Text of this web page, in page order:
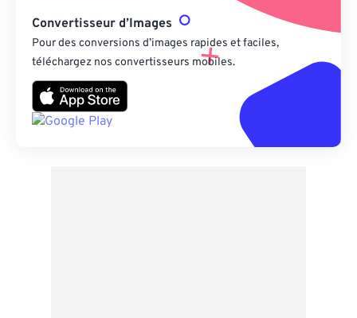
Convertisseur d’Images
Pour des conversions d’images rapides et faciles,
téléchargez nos convertisseurs mobiles.